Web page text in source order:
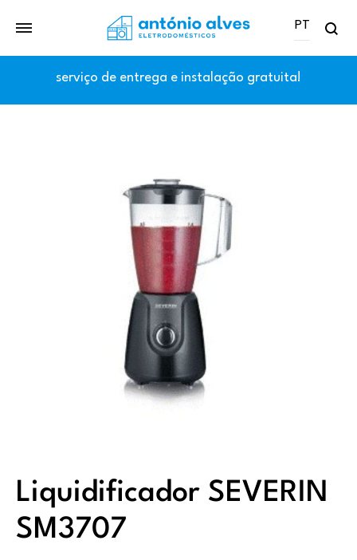
PT
PT
serviço de entrega e instalação gratuita!
Liquidificador SEVERIN
SM3707